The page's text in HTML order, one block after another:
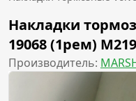
Накладки
19068 (1рем)
Производитель: